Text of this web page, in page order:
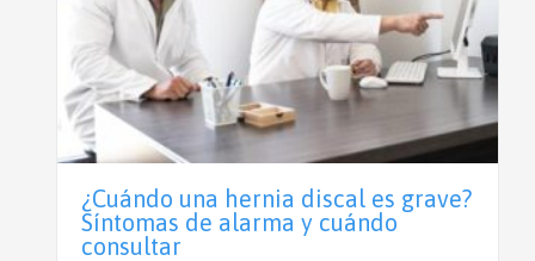
¿Cuándo una hernia discal es grave?
Síntomas de alarma y cuándo
consultar